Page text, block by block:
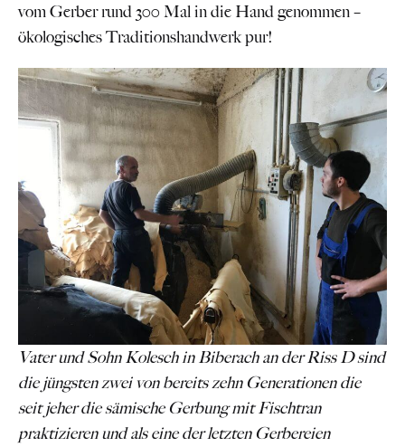
vom Gerber rund 300 Mal in die Hand genommen –
ökologisches Traditionshandwerk pur!
Vater und Sohn Kolesch in Biberach an der Riss D sind
die jüngsten zwei von bereits zehn Generationen die
seit jeher die sämische Gerbung mit Fischtran
praktizieren und als eine der letzten Gerbereien